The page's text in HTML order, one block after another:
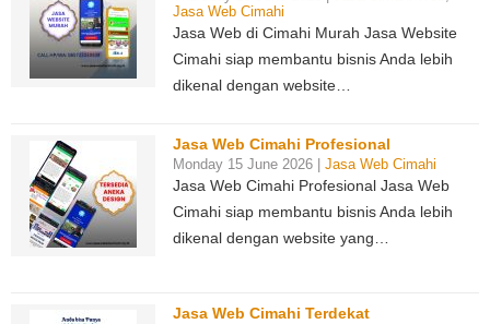
Jasa Web Cimahi
Jasa Web di Cimahi Murah Jasa Website
Cimahi siap membantu bisnis Anda lebih
dikenal dengan website…
Jasa Web Cimahi Profesional
Monday 15 June 2026 | Jasa Web Cimahi
Jasa Web Cimahi Profesional Jasa Web
Cimahi siap membantu bisnis Anda lebih
dikenal dengan website yang…
Jasa Web Cimahi Terdekat